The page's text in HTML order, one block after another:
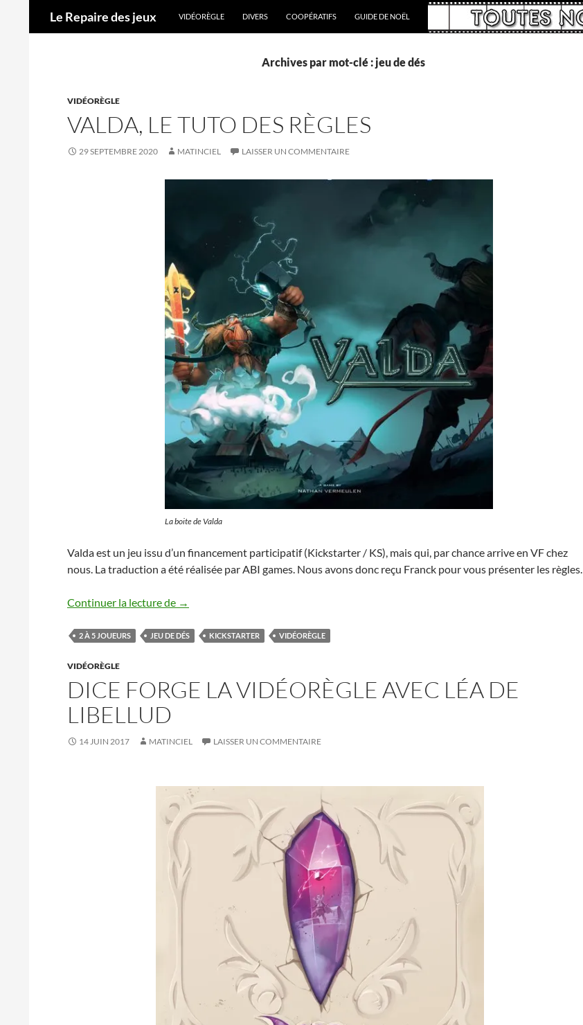
Le Repaire des jeux
VIDÉORÈGLE
DIVERS COOPÉRATIFS GUIDE DE NOËL
Archives par mot-clé : jeu de dés
VIDÉORÈGLE
VALDA, LE TUTO DES RÈGLES
29 SEPTEMBRE 2020 MATINCIEL LAISSER UN COMMENTAIRE
La boite de Valda
Valda est un jeu issu d’un financement participatif (Kickstarter / KS), mais qui, par chance arrive en VF chez
nous. La traduction a été réalisée par ABI games. Nous avons donc reçu Franck pour vous présenter les règles.
Continuer la lecture de Valda, le tuto des règles
→
2 À 5 JOUEURS JEU DE DÉS KICKSTARTER VIDÉORÈGLE
VIDÉORÈGLE
DICE FORGE LA VIDÉORÈGLE AVEC LÉA DE
LIBELLUD
14 JUIN 2017 MATINCIEL LAISSER UN COMMENTAIRE